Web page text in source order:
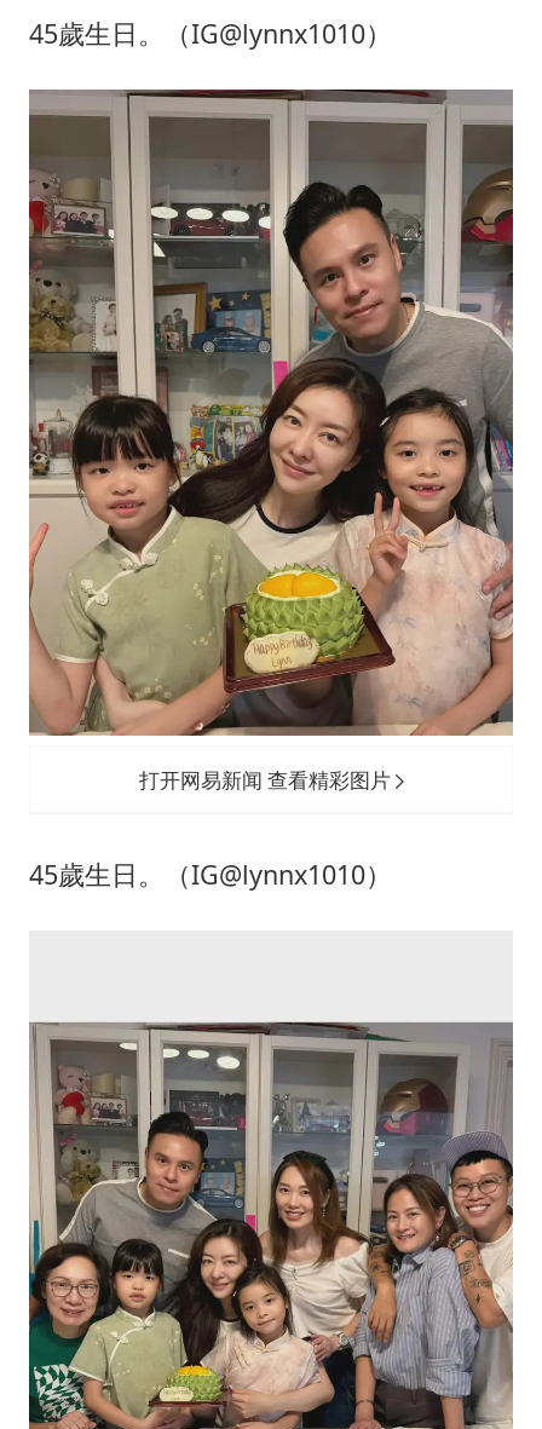
45歲生日。（IG@lynnx1010）
打开网易新闻 查看精彩图片
45歲生日。（IG@lynnx1010）